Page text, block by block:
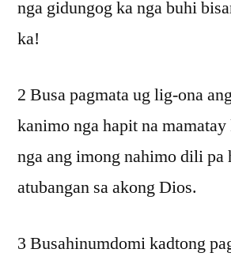
nga gidungog ka nga buhi
ka!
2 Busa pagmata ug lig-ona
kanimo nga hapit na
nga ang imong nahimo dili pa
atubangan sa akong Dios.
3 Busahinumdomi kadtong